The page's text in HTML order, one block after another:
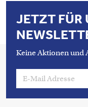
JETZT FÜR
Keine Aktionen und